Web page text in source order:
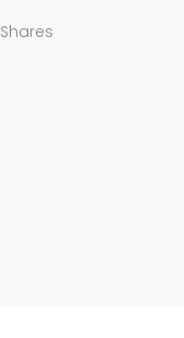
Shares